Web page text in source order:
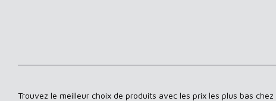
Trouvez le meilleur choix de produits avec les prix les plus bas chez